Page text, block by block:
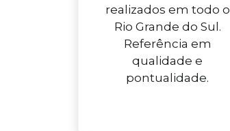
realizados em todo o
Rio Grande do Sul.
Referência em
qualidade e
pontualidade.